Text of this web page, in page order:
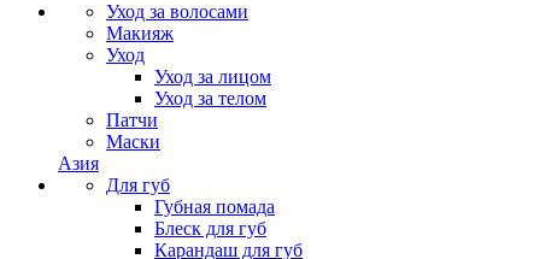
Уход за волосами
Макияж
Уход
Уход за лицом
Уход за телом
Патчи
Маски
Азия
Для губ
Губная помада
Блеск для губ
Карандаш для губ